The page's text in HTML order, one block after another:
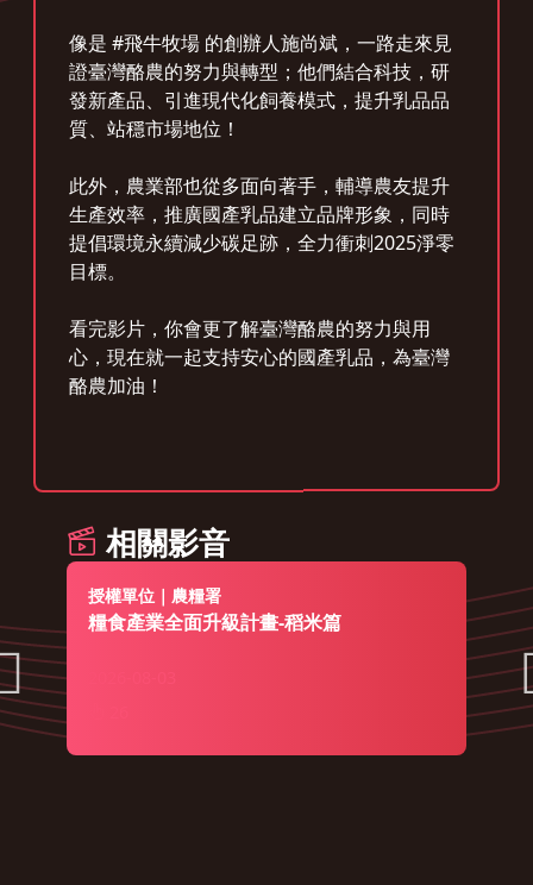
像是 #飛牛牧場 的創辦人施尚斌，一路走來見
證臺灣酪農的努力與轉型；他們結合科技，研
發新產品、引進現代化飼養模式，提升乳品品
質、站穩市場地位！
此外，農業部也從多面向著手，輔導農友提升
生產效率，推廣國產乳品建立品牌形象，同時
提倡環境永續減少碳足跡，全力衝刺2025淨零
目標。
看完影片，你會更了解臺灣酪農的努力與用
心，現在就一起支持安心的國產乳品，為臺灣
酪農加油！
相關影音
授權單位｜農糧署
糧食產業全面升級計畫-稻米篇